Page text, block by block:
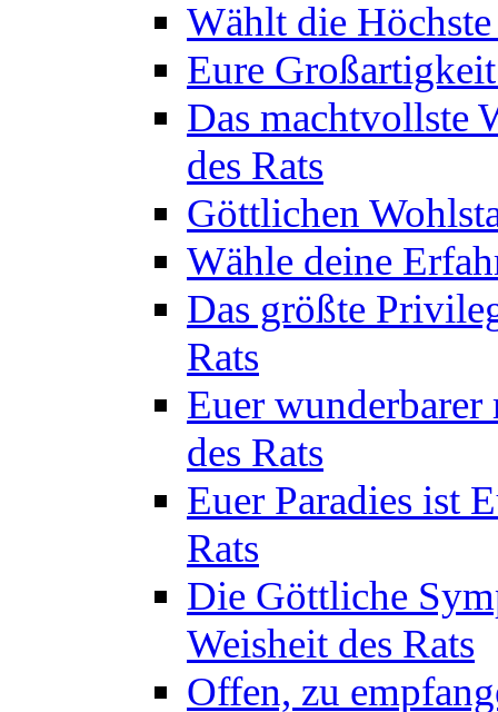
Wählt die
Eure
Das machtvollste
des Rats
Göttlichen
Wähle deine
Das größte
Rats
Euer
des Rats
Euer Paradies ist
Rats
Die Göttliche
Weisheit des Rats
Offen, zu